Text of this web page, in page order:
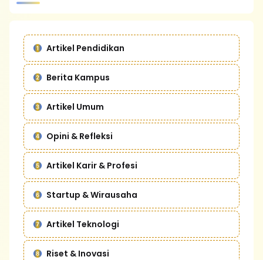
Artikel Pendidikan
Berita Kampus
Artikel Umum
Opini & Refleksi
Artikel Karir & Profesi
Startup & Wirausaha
Artikel Teknologi
Riset & Inovasi